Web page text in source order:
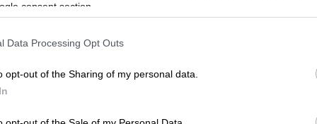
consent section.
Data Processing Opt Outs
opt-out of the Sharing of my personal data.
τον ιστορικό έβδομο τίτλοτου και
για τον G.O.A.T, τον
WORLD CHAMPION!